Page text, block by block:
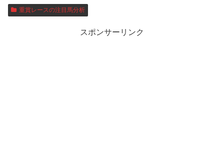
重賞レースの注目馬分析
スポンサーリンク